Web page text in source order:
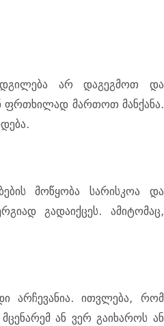
არ დაგეგმოთ და
ფრთხილად მართოთ მანქანა.
მოწყობა სარისკოა და
გადაიქცეს. ამიტომაც,
არჩევანია. ითვლება, რომ
ან ვერ გაიხაროს ან